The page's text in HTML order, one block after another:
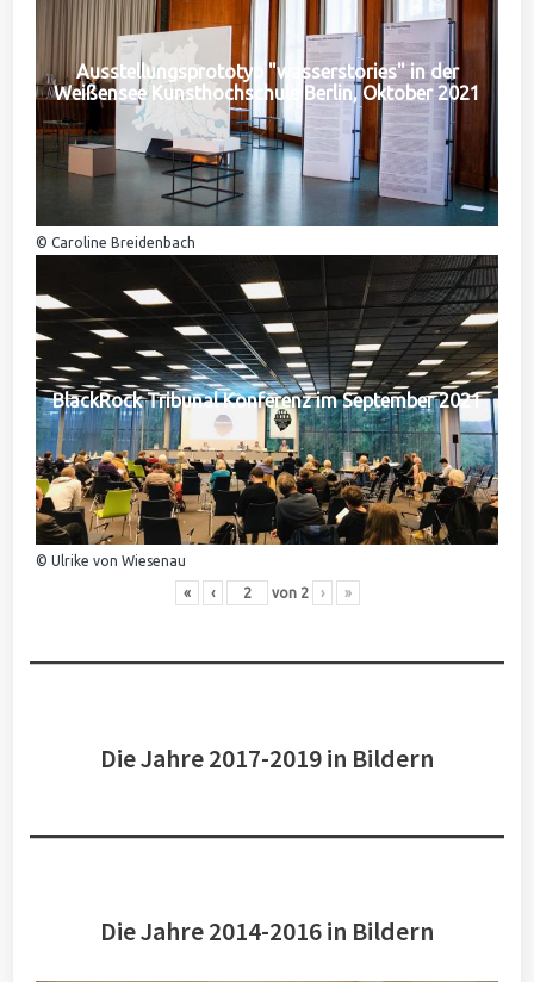
Ausstellungsprototyp "wasserstories" in der
Weißensee Kunsthochschule Berlin, Oktober 2021
© Caroline Breidenbach
BlackRock Tribunal Konferenz im September 2021
© Ulrike von Wiesenau
« ‹ von 2 › »
Die Jahre 2017-2019 in Bildern
Die Jahre 2014-2016 in Bildern